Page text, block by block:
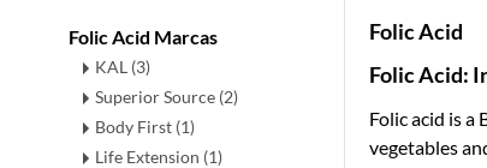
Folic Acid Marcas
KAL (3)
Superior Source (2)
Body First (1)
Life Extension (1)
Folic Acid
Folic Acid:
Folic acid is
vegetables